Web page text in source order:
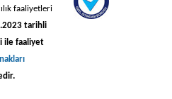
faaliyetleri
tarihli
ile faaliyet